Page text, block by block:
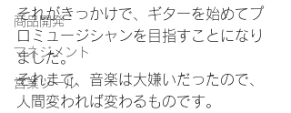
商品開発
マネジメント
営業ツール
それがきっかけで、ギターを始めてプ
ロミュージシャンを目指すことになり
ました。
それまで、音楽は大嫌いだったので、
人間変われば変わるものです。